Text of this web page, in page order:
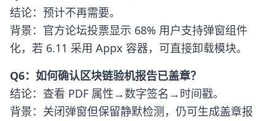
结论：预计不再需要。
背景：官方论坛投票显示 68% 用户支持弹窗组件
化，若 6.11 采用 Appx 容器，可直接卸载模块。
Q6：如何确认区块链验机报告已盖章？
结论：查看 PDF 属性→数字签名→时间戳。
背景：关闭弹窗但保留静默检测，仍可生成盖章报